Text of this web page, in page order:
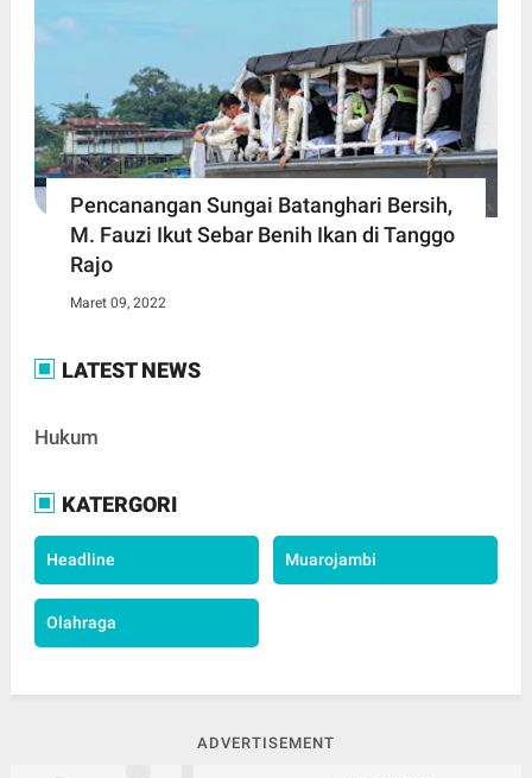
Pencanangan Sungai Batanghari Bersih,
M. Fauzi Ikut Sebar Benih Ikan di Tanggo
Rajo
Maret 09, 2022
LATEST NEWS
Hukum
KATERGORI
Headline Muarojambi
Olahraga
ADVERTISEMENT